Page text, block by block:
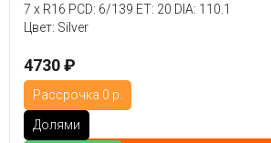
Рассрочка 0 р.
Долями
7 x R16 PCD: 6/139 ET: 20 DIA: 110.1
Цвет: Silver
4730 ₽